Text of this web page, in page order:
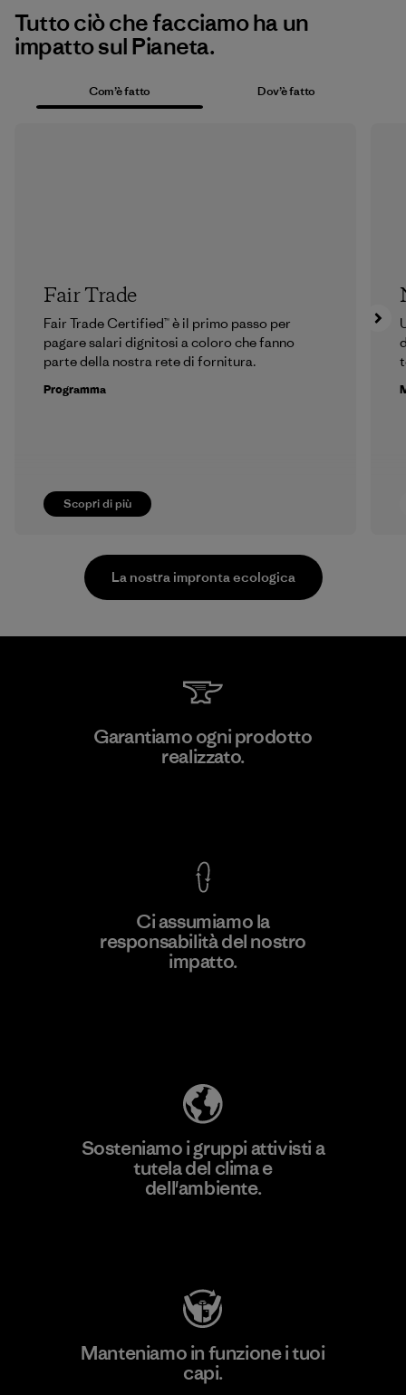
Tutto ciò che facciamo ha un
impatto sul Pianeta.
Com’è fatto Dov’è fatto
Scopri di più
Fair Trade
Fair Trade Certified™ è il primo passo per
pagare salari dignitosi a coloro che fanno
parte della nostra rete di fornitura.
Programma
Scopri di più
Kanaan Bao Loc Co., Ltd.
La nostra impronta ecologica
Garantiamo ogni prodotto
realizzato.
Ci assumiamo la
responsabilità del nostro
impatto.
Sosteniamo i gruppi attivisti a
tutela del clima e
dell'ambiente.
Manteniamo in funzione i tuoi
capi.